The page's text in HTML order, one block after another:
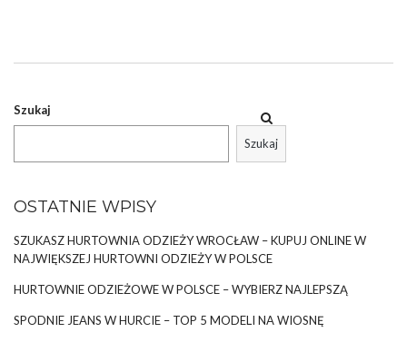
odzieży
posiada najszerszy wybór modnej i wysokiej
MODNE I WYSOKIEJ
Szukaj
Szukaj
OSTATNIE WPISY
SZUKASZ HURTOWNIA ODZIEŻY WROCŁAW – KUPUJ ONLINE W
NAJWIĘKSZEJ HURTOWNI ODZIEŻY W POLSCE
HURTOWNIE ODZIEŻOWE W POLSCE – WYBIERZ NAJLEPSZĄ
SPODNIE JEANS W HURCIE – TOP 5 MODELI NA WIOSNĘ